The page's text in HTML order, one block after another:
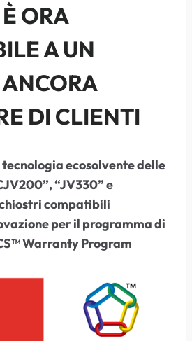
ORA
A UN
DI CLIENTI
ecosolvente delle
“JV330” e
compatibili
per il programma di
Warranty Program